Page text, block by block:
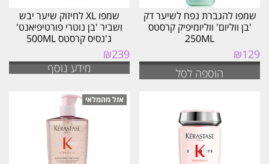
שמפו להגברת נפח לשיער דק
'בן ווליום' ווליומיפיק קרסטס
250ML
₪129
הוספה לסל
שמפו XL לחיזוק שיער יבש
ושביר 'בן נוטרי פורטיפיאנט'
ג'נסיס קרסטס 500ML
₪239
מידע נוסף